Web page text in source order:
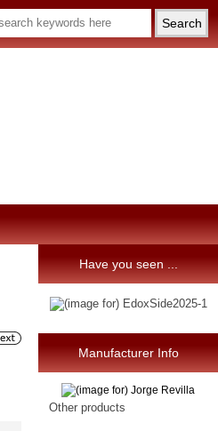
Have you seen ...
Manufacturer Info
Other products